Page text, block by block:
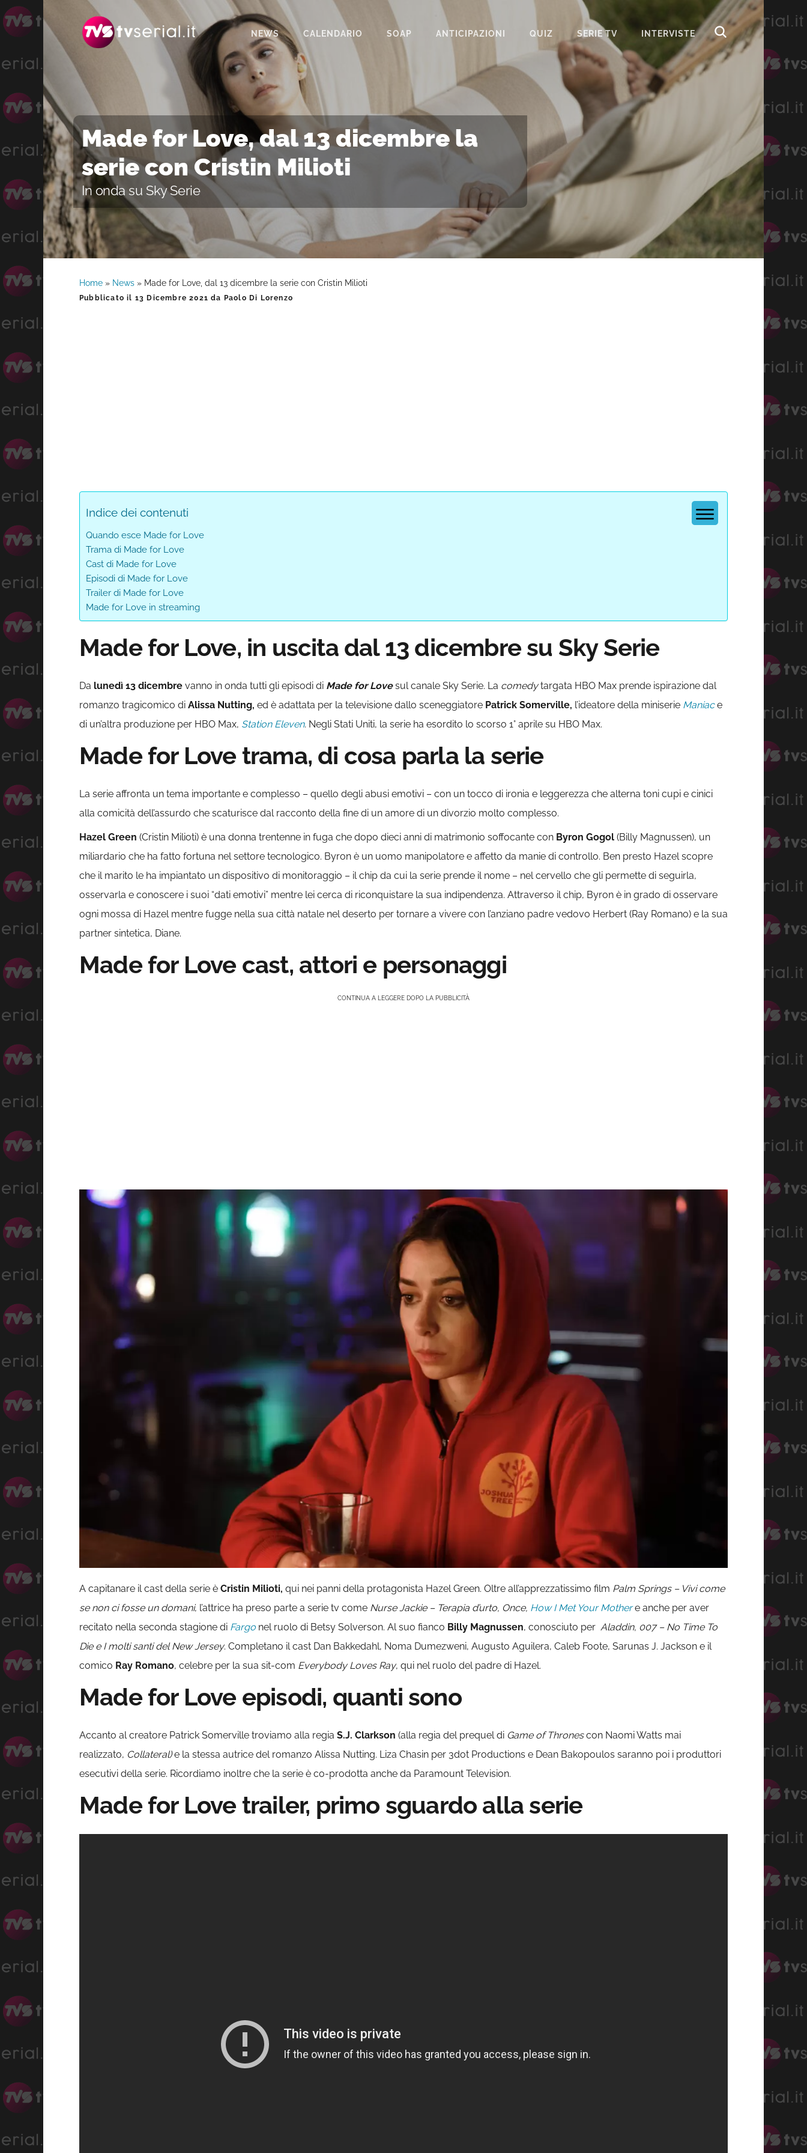
alla
navigazione
primaria
al
contenuto
principale
alla
barra
laterale
primaria
NEWS CALENDARIO SOAP
IL PARADISO DELLE SIGNORE
LA PROMESSA
SEGRETI DI FAMIGLIA
UN POSTO AL SOLE
ANTICIPAZIONI QUIZ SERIE TV INTERVISTE
Made for Love, dal 13 dicembre la
serie con Cristin Milioti
In onda su Sky Serie
Home » News » Made for Love, dal 13 dicembre la serie con Cristin Milioti
Pubblicato il 13 Dicembre 2021 da Paolo Di Lorenzo
Indice dei contenuti
Quando esce Made for Love
Trama di Made for Love
Cast di Made for Love
Episodi di Made for Love
Trailer di Made for Love
Made for Love in streaming
Made for Love, in uscita dal 13 dicembre su Sky Serie
Da lunedì 13 dicembre vanno in onda tutti gli episodi di Made for Love sul canale Sky Serie. La comedytargata HBO Max prende ispirazione dal
romanzo tragicomico di Alissa Nutting, ed è adattata per la televisione dallo sceneggiatore Patrick Somerville, l’ideatore della miniserie Maniac e
di un’altra produzione per HBO Max, Station Eleven. Negli Stati Uniti, la serie ha esordito lo scorso 1° aprile su HBO Max.
Made for Love trama, di cosa parla la serie
La serie affronta un tema importante e complesso – quello degli abusi emotivi – con un tocco di ironia e leggerezza che alterna toni cupi e cinici
alla comicità dell’assurdo che scaturisce dal racconto della fine di un amore di un divorzio molto complesso.
Hazel Green (Cristin Milioti) è una donna trentenne in fuga che dopo dieci anni di matrimonio soffocante con Byron Gogol (Billy Magnussen), un
miliardario che ha fatto fortuna nel settore tecnologico. Byron è un uomo manipolatore e affetto da manie di controllo. Ben presto Hazel scopre
che il marito le ha impiantato un dispositivo di monitoraggio – il chip da cui la serie prende il nome – nel cervello che gli permette di seguirla,
osservarla e conoscere i suoi “dati emotivi” mentre lei cerca di riconquistare la sua indipendenza. Attraverso il chip, Byron è in grado di osservare
ogni mossa di Hazel mentre fugge nella sua città natale nel deserto per tornare a vivere con l’anziano padre vedovo Herbert (Ray Romano) e la sua
partner sintetica, Diane.
Made for Love cast, attori e personaggi
CONTINUA A LEGGERE DOPO LA PUBBLICITÀ
A capitanare il cast della serie è Cristin Milioti, qui nei panni della protagonista Hazel Green. Oltre all’apprezzatissimo film Palm Springs – Vivi come
se non ci fosse un domani, l’attrice ha preso parte a serie tv come Nurse Jackie – Terapia d’urto, Once, How I Met Your Mothere anche per aver
recitato nella seconda stagione di Fargo nel ruolo di Betsy Solverson. Al suo fianco Billy Magnussen, conosciuto per Aladdin, 007 – No Time To
Die e I molti santi del New Jersey. Completano il cast Dan Bakkedahl, Noma Dumezweni, Augusto Aguilera, Caleb Foote, Sarunas J. Jackson e il
comico Ray Romano, celebre per la sua sit-com Everybody Loves Ray, qui nel ruolo del padre di Hazel.
Made for Love episodi, quanti sono
Accanto al creatore Patrick Somerville troviamo alla regia S.J. Clarkson (alla regia del prequel di Game of Thronescon Naomi Watts mai
realizzato, Collateral)e la stessa autrice del romanzo Alissa Nutting. Liza Chasin per 3dot Productions e Dean Bakopoulos saranno poi i produttori
esecutivi della serie. Ricordiamo inoltre che la serie è co-prodotta anche da Paramount Television.
Made for Love trailer, primo sguardo alla serie
Barra